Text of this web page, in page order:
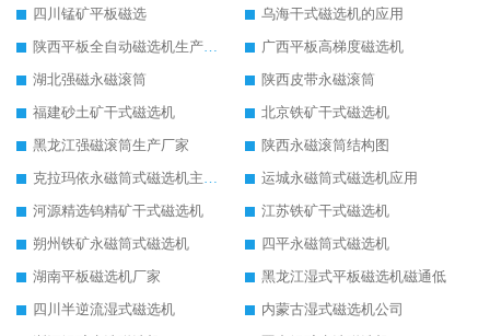
四川锰矿平板磁选
乌海干式磁选机的应用
陕西平板全自动磁选机生产厂家
广西平板高梯度磁选机
湖北强磁永磁滚筒
陕西皮带永磁滚筒
福建砂土矿干式磁选机
北京铁矿干式磁选机
黑龙江强磁滚筒生产厂家
陕西永磁滚筒结构图
克拉玛依永磁筒式磁选机主要技术参数
运城永磁筒式磁选机应用
河源精选钨精矿干式磁选机
江苏铁矿干式磁选机
朔州铁矿永磁筒式磁选机
四平永磁筒式磁选机
湖南平板磁选机厂家
黑龙江湿式平板磁选机磁通低
四川半逆流湿式磁选机
内蒙古湿式磁选机公司